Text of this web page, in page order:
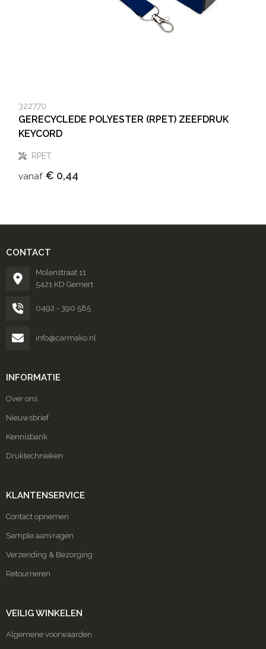
322770
GERECYCLEDE POLYESTER (RPET) ZEEFDRUK
KEYCORD
RPET
vanaf € 0,44
CONTACT
Molenstraat 11
5421 KD Gemert
0492 - 390 585
info@carmako.nl
INFORMATIE
Over ons
Nieuwsbrief
Kennisbank
Druktechnieken
KLANTENSERVICE
Contact opnemen
Sample aanvragen
Verzending & Bezorging
Retourneren
VEILIG WINKELEN
Algemene voorwaarden